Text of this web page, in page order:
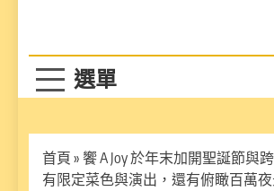
首頁 » 饗 A Joy 於年末加開聖誕節與
有限定菜色與演出，還有俯瞰百萬